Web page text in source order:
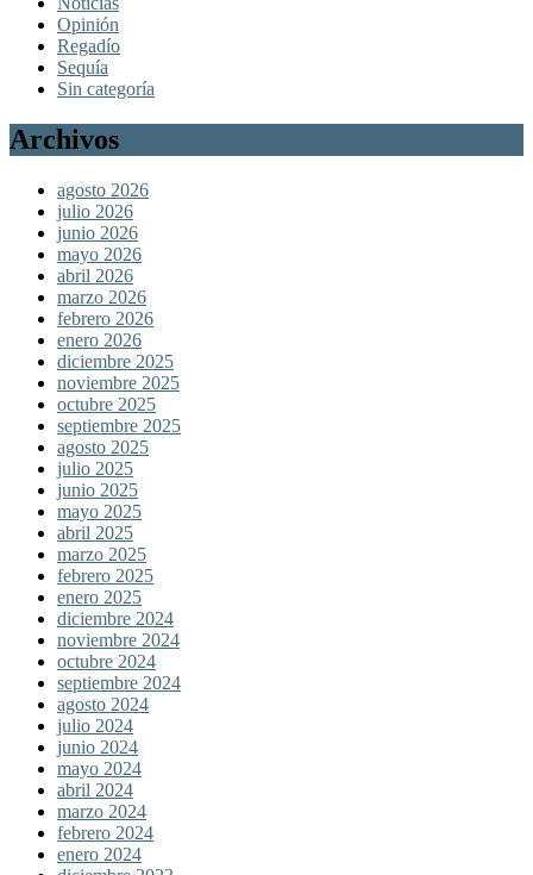
Opinión
Regadío
Sequía
Sin categoría
Archivos
agosto 2026
julio 2026
junio 2026
mayo 2026
abril 2026
marzo 2026
febrero 2026
enero 2026
diciembre 2025
noviembre 2025
octubre 2025
septiembre 2025
agosto 2025
julio 2025
junio 2025
mayo 2025
abril 2025
marzo 2025
febrero 2025
enero 2025
diciembre 2024
noviembre 2024
octubre 2024
septiembre 2024
agosto 2024
julio 2024
junio 2024
mayo 2024
abril 2024
marzo 2024
febrero 2024
enero 2024